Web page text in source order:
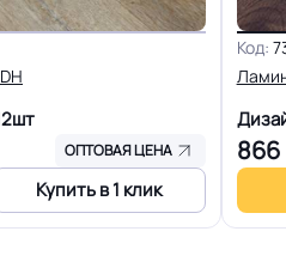
пола, Для дома, Для спальни,
Для модульных зданий, Для
Для строителей, Для
магазинов, Для жилых зон, Для
оптовых продаж на объекты
мм
ОПТОВАЯ ЦЕНА
Купить в 1 клик
Код:
866